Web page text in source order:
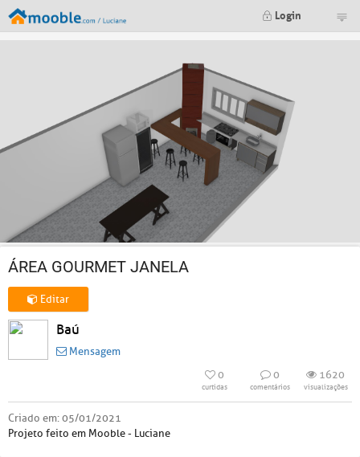
Login
ÁREA GOURMET JANELA
Editar
Baú
Mensagem
0
curtidas
0
comentários
1620
visualizações
Criado em:05/01/2021
Projeto feito em Mooble - Luciane